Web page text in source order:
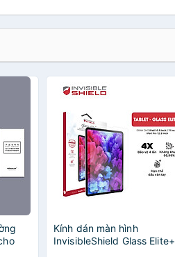
Kính dán màn hình
InvisibleShield Glass Elite+